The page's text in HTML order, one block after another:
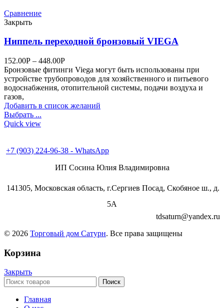
Сравнение
Закрыть
Ниппель переходной бронзовый VIEGA
152.00Р – 448.00Р
Бронзовые фитинги Viega могут быть использованы при
устройстве трубопроводов для хозяйственного и питьевого
водоснабжения, отопительной системы, подачи воздуха и
газов,
Добавить в список желаний
Выбрать ...
Quick view
+7 (903) 224-96-38 - WhatsApp
ИП Сосина Юлия Владимировна
141305, Московская область, г.Сергиев Посад, Скобяное ш., д.
5А
tdsaturn@yandex.ru
© 2026 Торговый дом Сатурн. Все права защищены
Корзина
Закрыть
Поиск
Главная